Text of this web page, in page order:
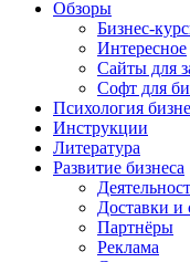
Обзоры
Бизнес-
Интересное
Сайты для
Софт для
Психология
Инструкции
Литература
Развитие бизнеса
Доставки и
Партнёры
Реклама